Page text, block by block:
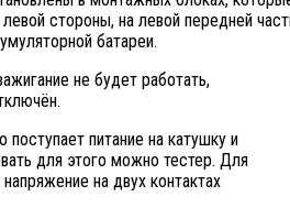
стороны, на левой передней
батареи.
не будет работать,
поступает питание на катушку и
для этого можно тестер. Для
на двух контактах